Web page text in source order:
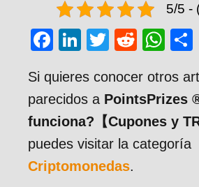
5/5 -
F
c
e
b
o
o
Li
k
e
dI
n
T
tt
er
R
d
di
t
W
at
s
A
p
Si quieres conocer otros
parecidos a PointsPrizes
funciona?【Cupones y
puedes visitar la categoría
Criptomonedas.